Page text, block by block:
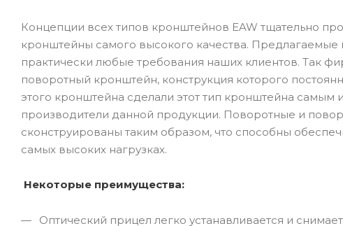
Концепции всех типов кронштейнов EAW тщательно
кронштейны самого высокого качества.
практически любые требования наших клиентов. Так
поворотный кронштейн, конструкция которого
этого кронштейна сделали этот тип кронштейна
производители данной продукции. Поворотные и
сконструированы таким образом, что способны
самых высоких нагрузках.
Некоторые преимущества:
Оптический прицел легко устанавливается и